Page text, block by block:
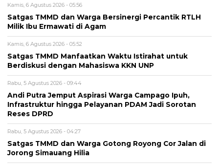
Kamis, 6 Agustus 2026 - 05:56
Satgas TMMD dan Warga Bersinergi Percantik RTLH
Milik Ibu Ermawati di Agam
Kamis, 6 Agustus 2026 - 05:52
Satgas TMMD Manfaatkan Waktu Istirahat untuk
Berdiskusi dengan Mahasiswa KKN UNP
Rabu, 5 Agustus 2026 - 09:44
Andi Putra Jemput Aspirasi Warga Campago Ipuh,
Infrastruktur hingga Pelayanan PDAM Jadi Sorotan
Reses DPRD
Rabu, 5 Agustus 2026 - 04:27
Satgas TMMD dan Warga Gotong Royong Cor Jalan di
Jorong Simauang Hilia